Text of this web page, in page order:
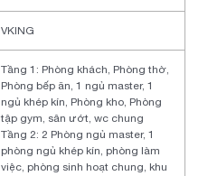
VKING
Tầng 1: Phòng khách, Phòng thờ,
Phòng bếp ăn, 1 ngủ master, 1
ngủ khép kín, Phòng kho, Phòng
tập gym, sân ướt, wc chung
Tầng 2: 2 Phòng ngủ master, 1
phòng ngủ khép kín, phòng làm
việc, phòng sinh hoạt chung, khu